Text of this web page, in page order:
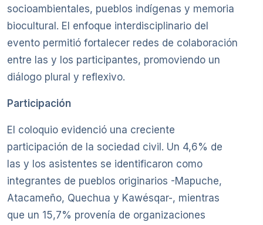
socioambientales, pueblos indígenas y memoria
biocultural. El enfoque interdisciplinario del
evento permitió fortalecer redes de colaboración
entre las y los participantes, promoviendo un
diálogo plural y reflexivo.
Participación
El coloquio evidenció una creciente
participación de la sociedad civil. Un 4,6% de
las y los asistentes se identificaron como
integrantes de pueblos originarios -Mapuche,
Atacameño, Quechua y Kawésqar-, mientras
que un 15,7% provenía de organizaciones